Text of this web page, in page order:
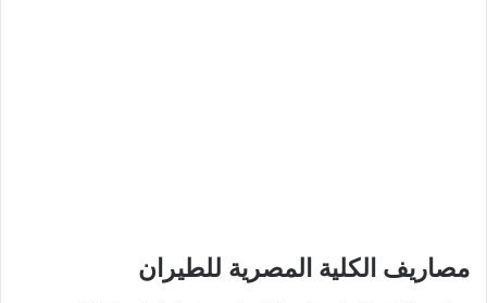
مصاريف الكلية المصرية للطيران